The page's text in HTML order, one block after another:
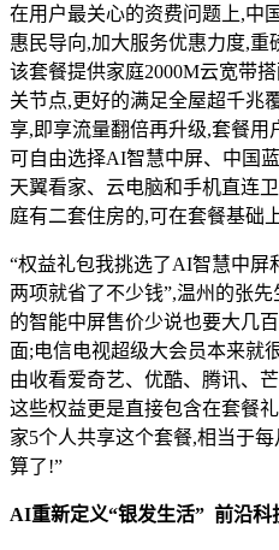
在用户最关心的资费问题上,中
惠民导向,加大服务优惠力度,重
该套餐提供家庭2000M云宽带
关节点,更好的满足全屋超千兆
享,即享流量翻倍再升级,套餐用
可自由选择AI智慧中屏、中国
天翼看家、云电脑和手机直连
庭有二套住房的,可在套餐基础
“权益礼包我挑选了AI智慧中屏
两项就省了不少钱”,温州的张
的智能中屏售价少说也要大几
面;电信电视超级大会员本来就
由收看爱奇艺、优酷、腾讯、
这些权益更是直接包含在套餐
家5个人共享这个套餐,相当于
算了!”
AI重新定义“银发生活” 前沿科